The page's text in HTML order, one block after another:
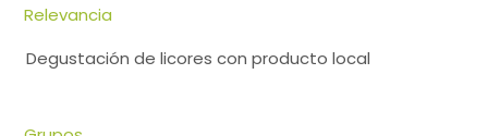
Relevancia
Degustación de licores con producto local